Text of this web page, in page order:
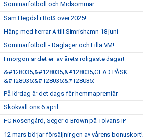
Sommarfotboll och Midsommar
Sam Hegdal i BoIS över 2025!
Häng med herrar A till Simrishamn 18 juni
Sommarfotboll - Dagläger och Lilla VM!
I morgon är det en av årets roligaste dagar!
&#128035;&#128035;&#128035;GLAD PÅSK
&#128035;&#128035;&#128035;
På lördag är det dags för hemmapremiär
Skokväll ons 6 april
FC Rosengård, Seger o Brown på Tolvans IP
12 mars börjar försäljningen av vårens bonuskort!